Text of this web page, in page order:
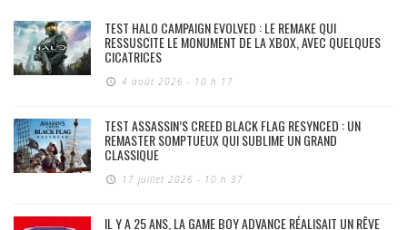
TEST HALO CAMPAIGN EVOLVED : LE REMAKE QUI
RESSUSCITE LE MONUMENT DE LA XBOX, AVEC QUELQUES
CICATRICES
4 août 2026 - 10 h 17
TEST ASSASSIN’S CREED BLACK FLAG RESYNCED : UN
REMASTER SOMPTUEUX QUI SUBLIME UN GRAND
CLASSIQUE
17 juillet 2026 - 10 h 37
IL Y A 25 ANS, LA GAME BOY ADVANCE RÉALISAIT UN RÊVE